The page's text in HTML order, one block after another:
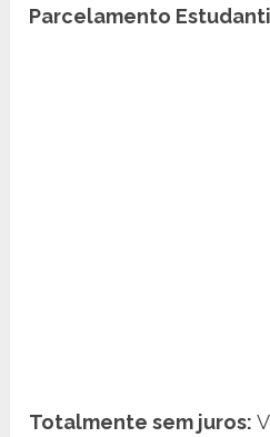
Parcelamento
Totalmente sem juros: